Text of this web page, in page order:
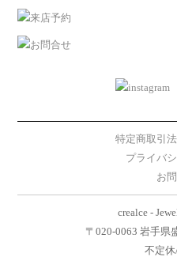
特定商取引
プライバ
お
crealce -
〒020-0063 岩手県
不定